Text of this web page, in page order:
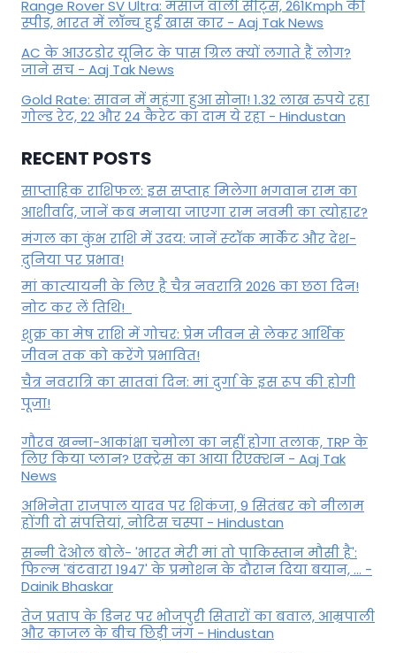
Range Rover SV Ultra: मसाज वाली सीट्स, 261Kmph की
स्पीड, भारत में लॉन्च हुई खास कार - Aaj Tak News
AC के आउटडोर यूनिट के पास ग्रिल क्यों लगाते हैं लोग?
जाने सच - Aaj Tak News
Gold Rate: सावन में महंगा हुआ सोना! 1.32 लाख रुपये रहा
गोल्ड रेट, 22 और 24 कैरेट का दाम ये रहा - Hindustan
RECENT POSTS
साप्ताहिक राशिफल: इस सप्ताह मिलेगा भगवान राम का
आशीर्वाद, जानें कब मनाया जाएगा राम नवमी का त्योहार?
मंगल का कुंभ राशि में उदय: जानें स्‍टॉक मार्केट और देश-
दुनिया पर प्रभाव!
मां कात्‍यायनी के लिए है चैत्र नवरात्रि 2026 का छठा दिन!
नोट कर लें तिथि!
शुक्र का मेष राशि में गोचर: प्रेम जीवन से लेकर आर्थिक
जीवन तक को करेंगे प्रभावित!
चैत्र नवरात्रि का सातवां दिन: मां दुर्गा के इस रूप की होगी
पूजा!
गौरव खन्ना-आकांक्षा चमोला का नहीं होगा तलाक, TRP के
लिए किया प्लान? एक्ट्रेस का आया रिएक्शन - Aaj Tak
News
अभिनेता राजपाल यादव पर शिकंजा, 9 सितंबर को नीलाम
होंगी दो संपत्तियां, नोटिस चस्पा - Hindustan
सन्नी देओल बोले- 'भारत मेरी मां तो पाकिस्तान मौसी है':
फिल्म 'बंटवारा 1947' के प्रमोशन के दौरान दिया बयान, ... -
Dainik Bhaskar
तेज प्रताप के डिनर पर भोजपुरी सितारों का बवाल, आम्रपाली
और काजल के बीच छिड़ी जंग - Hindustan